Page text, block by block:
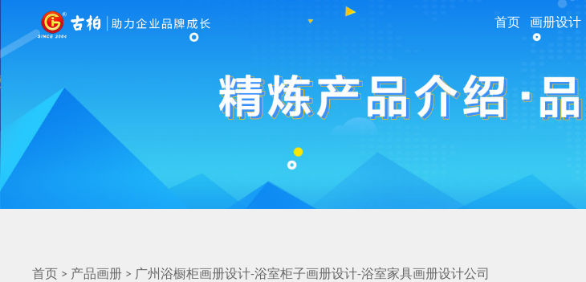
首页 画册设计
首页 > 产品画册 > 广州浴橱柜画册设计-浴室柜子画册设计-浴室家具画册设计公司